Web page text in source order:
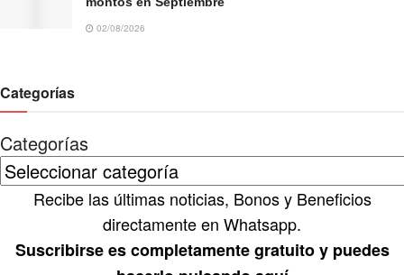
02/08/2026
Categorías
Categorías
Recibe las últimas noticias, Bonos y Beneficios
directamente en Whatsapp.
Suscribirse es completamente gratuito y puedes